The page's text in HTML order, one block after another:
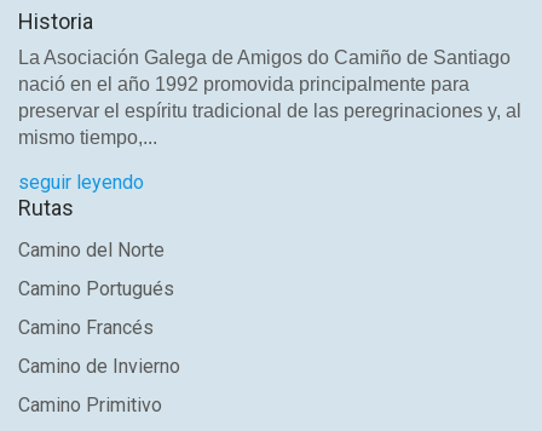
Historia
La Asociación Galega de Amigos do Camiño de Santiago
nació en el año 1992 promovida principalmente para
preservar el espíritu tradicional de las peregrinaciones y, al
mismo tiempo,...
seguir leyendo
Rutas
Camino del Norte
Camino Portugués
Camino Francés
Camino de Invierno
Camino Primitivo